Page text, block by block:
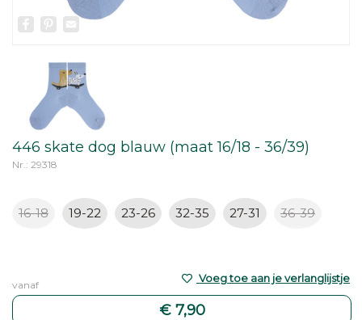
Facebook
Pinterest
Email
446 skate dog blauw (maat 16/18 - 36/39)
Nr.: 29318
16-18 19-22 23-26 32-35 27-31 36-39
vanaf
€ 7,90
Voeg toe aan je verlanglijstje